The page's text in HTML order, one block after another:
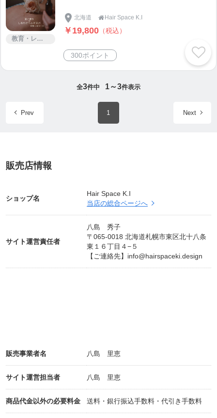
○レディースカット（シャンプー・ブロー込） ¥5.
○メンテナンスカット〜３ヶ月以内に当店でカット
された方〜（シャンプー・ブロー込） ¥4.950
○メンテナンスカット〜３ヶ月以内に当店でカット
された方〜（シャンプー・スタイリング込）￥4.180
教育・レッスン・講習
北海道  Hair Space K.I
￥19,800 （税込）
300ポイント
全3件中 1～3件表示
Prev 1 Next
販売店情報
ショップ名
Hair Space K.I
当店の総合ページへ
サイト運営責任者
八島 秀子
〒065-0018 北海道札幌市東区北十八条
東１６丁目４−５
【ご連絡先】 info@hairspaceki.design
販売事業者名 八島 里恵
サイト運営担当者 八島 里恵
商品代金以外の必要料金 送料・銀行振込手数料・代引き手数料